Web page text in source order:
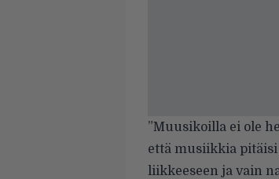
”Muusikoilla ei ole
että musiikkia
liikkeeseen ja vain